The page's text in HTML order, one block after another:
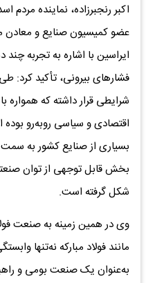
اکبر رنجبرزاده، نماینده
عضو کمیسیون صنایع و معادن
ایراسین با اشاره به تجربه چند
شرایطی قرار داشته که همواره
اقتصادی و سیاسی روبه‌رو
بسیاری از صنایع کشور به
بخش قابل توجهی از توان
شکل گرفته است.
وی در همین زمینه به صنعت
مانند فولاد مبارکه نه‌تنها
به‌عنوان یک صنعت بومی و